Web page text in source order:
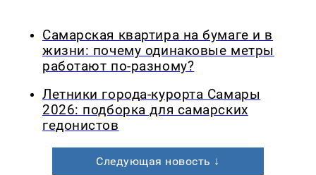
Самарская квартира на бумаге и в
жизни: почему одинаковые метры
работают по-разному?
Летники города-курорта Самары
2026: подборка для самарских
гедонистов
Следующая новость ↓